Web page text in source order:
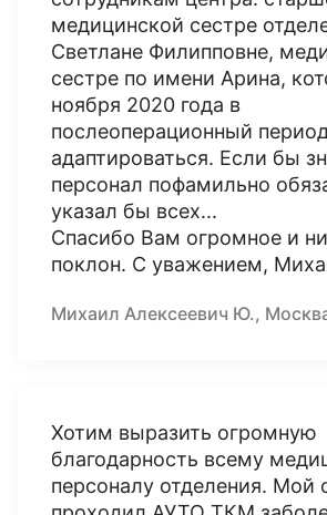
медицинской сестре
Светлане Филипповне,
сестре по имени Арина,
ноября 2020 года в
послеоперационный
адаптироваться. Если бы
персонал пофамильно
указал бы всех...
Спасибо Вам огромное и
поклон. С уважением,
Михаил Алексеевич Ю.,
Хотим выразить огромную
благодарность всему
персоналу отделения. Мой